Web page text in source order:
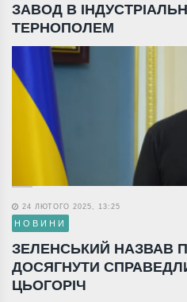
ЗАВОД В
ТЕРНОПОЛЕМ
24 ЛЮТОГО 2025, 13:25
НОВИНИ
ЗЕЛЕНСЬКИЙ НАЗВАВ
ДОСЯГНУТИ
ЦЬОГОРІЧ